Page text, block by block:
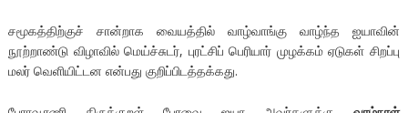
சமூகத்திற்குச் சான்றாக வையத்தில் வாழ்வாங்கு வாழ்ந்த ஐயாவின்
நூற்றாண்டு விழாவில் மெய்ச்சுடர், புரட்சிப் பெரியார் முழக்கம் ஏடுகள் சிறப்பு
மலர் வெளியிட்டன என்பது குறிப்பிடத்தக்கது.